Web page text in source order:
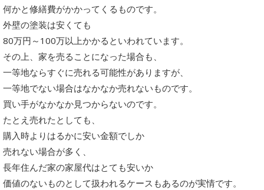
何かと修繕費がかかってくるものです。
外壁の塗装は安くても
80万円～100万以上かかるといわれています。
その上、家を売ることになった場合も、
一等地ならすぐに売れる可能性がありますが、
一等地でない場合はなかなか売れないものです。
買い手がなかなか見つからないのです。
たとえ売れたとしても、
購入時よりはるかに安い金額でしか
売れない場合が多く、
長年住んだ家の家屋代はとても安いか
価値のないものとして扱われるケースもあるのが実情です。